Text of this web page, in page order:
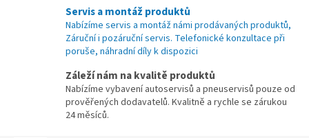
Servis a montáž produktů
Nabízíme servis a montáž námi prodávaných produktů,
Záruční i pozáruční servis. Telefonické konzultace při
poruše, náhradní díly k dispozici
Záleží nám na kvalitě produktů
Nabízíme vybavení autoservisů a pneuservisů pouze od
prověřených dodavatelů. Kvalitně a rychle se zárukou
24 měsíců.